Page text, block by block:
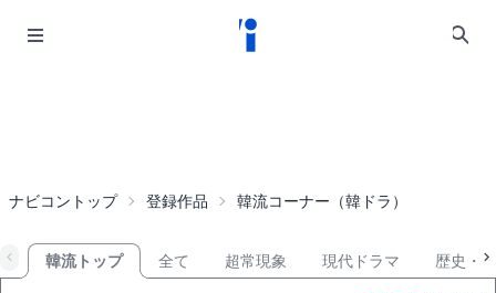
ナビコントップ 登録作品 韓流コーナー（韓ドラ）
韓流トップ 全て 超常現象 現代ドラマ 歴史・